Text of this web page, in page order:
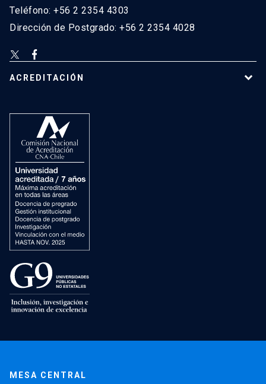
Teléfono: +56 2 2354 4303
Dirección de Postgrado: +56 2 2354 4028
ACREDITACIÓN
MESA CENTRAL